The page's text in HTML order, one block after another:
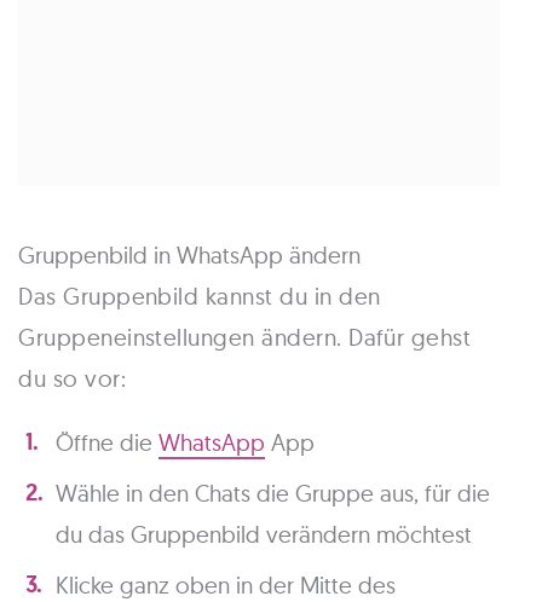
Gruppenbild in WhatsApp ändern
Das Gruppenbild kannst du in den
Gruppeneinstellungen ändern. Dafür gehst
du so vor:
Öffne dieWhatsApp App
Wähle in den Chats die Gruppe aus, für die
du das Gruppenbild verändern möchtest
Klicke ganz oben in der Mitte des